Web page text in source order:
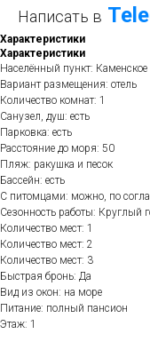
Написать в
Характеристики
Характеристики
Населённый пункт: Каменское
Вариант размещения: отель
Количество комнат: 1
Санузел, душ: есть
Парковка: есть
Расстояние до моря: 50
Пляж: ракушка и песок
Бассейн: есть
С питомцами: можно, по
Сезонность работы: Круглый
Количество мест: 1
Количество мест: 2
Количество мест: 3
Быстрая бронь: Да
Вид из окон: на море
Питание: полный пансион
Этаж: 1